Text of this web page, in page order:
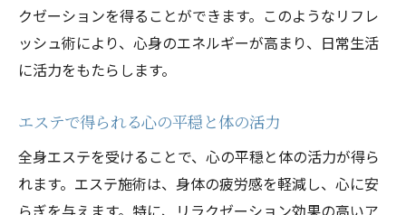
心地よい変化をもたらすエステティシャン
の技術
全身エステで体感する心と体のリフレッシ
エステで得られる心地よい変化の魅力
心と体のバランスを整えるエステの重要性
エステの重要性と心身のバランスの関係
クゼーションを得ることができます。このようなリフレ
ッシュ術により、心身のエネルギーが高まり、日常生活
に活力をもたらします。
エステで得られる心の平穏と体の活力
全身エステを受けることで、心の平穏と体の活力が得ら
れます。エステ施術は、身体の疲労感を軽減し、心に安
らぎを与えます。特に、リラクゼーション効果の高いア